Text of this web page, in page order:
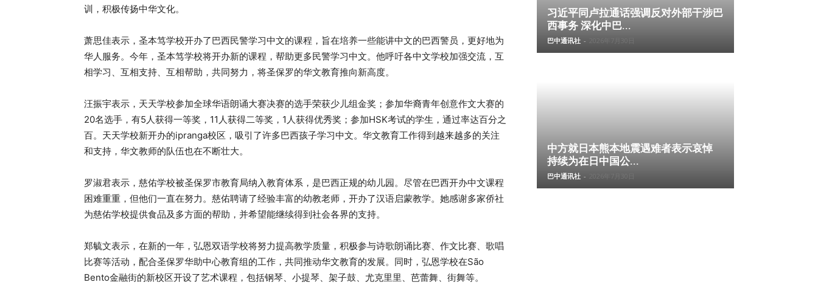
训，积极传扬中华文化。
萧思佳表示，圣本笃学校开办了巴西民警学习中文的课程，旨在培养一些能讲中文的巴西警员，更好地为
华人服务。今年，圣本笃学校将开办新的课程，帮助更多民警学习中文。他呼吁各中文学校加强交流，互
相学习、互相支持、互相帮助，共同努力，将圣保罗的华文教育推向新高度。
汪振宇表示，天天学校参加全球华语朗诵大赛决赛的选手荣获少儿组金奖；参加华裔青年创意作文大赛的
20名选手，有5人获得一等奖，11人获得二等奖，1人获得优秀奖；参加HSK考试的学生，通过率达百分之
百。天天学校新开办的ipranga校区，吸引了许多巴西孩子学习中文。华文教育工作得到越来越多的关注
和支持，华文教师的队伍也在不断壮大。
罗淑君表示，慈佑学校被圣保罗市教育局纳入教育体系，是巴西正规的幼儿园。尽管在巴西开办中文课程
困难重重，但他们一直在努力。慈佑聘请了经验丰富的幼教老师，开办了汉语启蒙教学。她感谢多家侨社
为慈佑学校提供食品及多方面的帮助，并希望能继续得到社会各界的支持。
郑毓文表示，在新的一年，弘恩双语学校将努力提高教学质量，积极参与诗歌朗诵比赛、作文比赛、歌唱
比赛等活动，配合圣保罗华助中心教育组的工作，共同推动华文教育的发展。同时，弘恩学校在São
Bento金融街的新校区开设了艺术课程，包括钢琴、小提琴、架子鼓、尤克里里、芭蕾舞、街舞等。
习近平同卢拉通话强调反对外部干涉巴
西事务 深化中巴...
巴中通讯社 - 2026年7月30日
中方就日本熊本地震遇难者表示哀悼
持续为在日中国公...
巴中通讯社 - 2026年7月30日